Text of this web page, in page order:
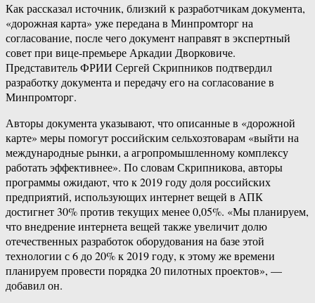
Как рассказал источник, близкий к разработчикам документа,
«дорожная карта» уже передана в Минпромторг на
согласование, после чего документ направят в экспертный
совет при вице-премьере Аркадии Дворковиче.
Представитель ФРИИ Сергей Скрипников подтвердил
разработку документа и передачу его на согласование в
Минпромторг.
Авторы документа указывают, что описанные в «дорожной
карте» меры помогут российским сельхозтоварам «выйти на
международные рынки, а агропромышленному комплексу
работать эффективнее». По словам Скрипникова, авторы
программы ожидают, что к 2019 году доля российских
предприятий, использующих интернет вещей в АПК
достигнет 30% против текущих менее 0,05%. «Мы планируем,
что внедрение интернета вещей также увеличит долю
отечественных разработок оборудования на базе этой
технологии с 6 до 20% к 2019 году, к этому же времени
планируем провести порядка 20 пилотных проектов», —
добавил он.